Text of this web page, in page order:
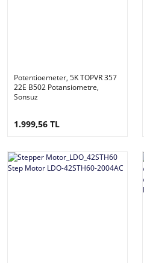
Potentioemeter, 5K TOPVR 357
22E B502 Potansiometre,
Sonsuz
1.999,56 TL